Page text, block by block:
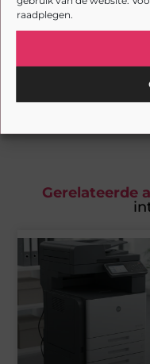
raadplegen.
Heb je deze
aanbieden en laat
Gerelateerde